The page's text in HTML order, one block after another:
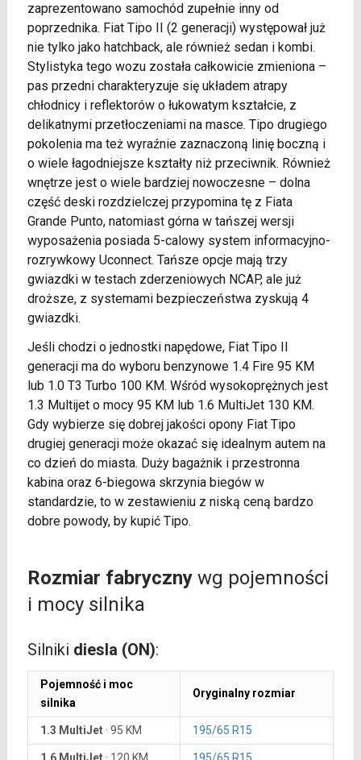
zaprezentowano samochód zupełnie inny od
poprzednika. Fiat Tipo II (2 generacji) występował już
nie tylko jako hatchback, ale również sedan i kombi.
Stylistyka tego wozu została całkowicie zmieniona –
pas przedni charakteryzuje się układem atrapy
chłodnicy i reflektorów o łukowatym kształcie, z
delikatnymi przetłoczeniami na masce. Tipo drugiego
pokolenia ma też wyraźnie zaznaczoną linię boczną i
o wiele łagodniejsze kształty niż przeciwnik. Również
wnętrze jest o wiele bardziej nowoczesne – dolna
część deski rozdzielczej przypomina tę z Fiata
Grande Punto, natomiast górna w tańszej wersji
wyposażenia posiada 5-calowy system informacyjno-
rozrywkowy Uconnect. Tańsze opcje mają trzy
gwiazdki w testach zderzeniowych NCAP, ale już
droższe, z systemami bezpieczeństwa zyskują 4
gwiazdki.
Jeśli chodzi o jednostki napędowe, Fiat Tipo II
generacji ma do wyboru benzynowe 1.4 Fire 95 KM
lub 1.0 T3 Turbo 100 KM. Wśród wysokoprężnych jest
1.3 Multijet o mocy 95 KM lub 1.6 MultiJet 130 KM.
Gdy wybierze się dobrej jakości opony Fiat Tipo
drugiej generacji może okazać się idealnym autem na
co dzień do miasta. Duży bagażnik i przestronna
kabina oraz 6-biegowa skrzynia biegów w
standardzie, to w zestawieniu z niską ceną bardzo
dobre powody, by kupić Tipo.
Rozmiar fabrycznywg pojemności
i mocy silnika
Silniki diesla (ON):
Pojemność i moc
silnika
Oryginalny rozmiar
1.3 MultiJet· 95 KM 195/65 R15